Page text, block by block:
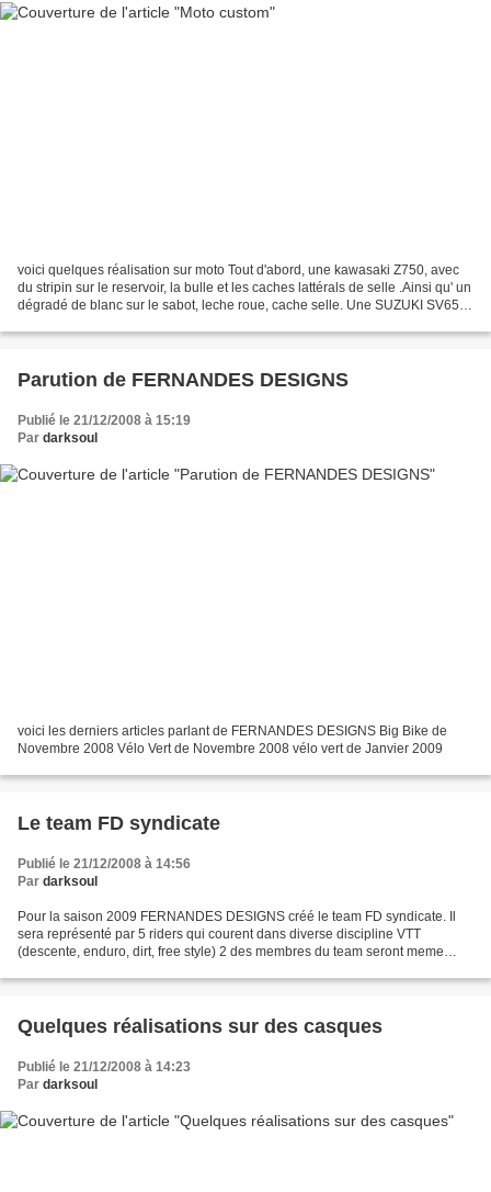
voici quelques réalisation sur moto Tout d'abord, une kawasaki Z750, avec
du stripin sur le reservoir, la bulle et les caches lattérals de selle .Ainsi qu' un
dégradé de blanc sur le sabot, leche roue, cache selle. Une SUZUKI SV650
Parution de FERNANDES DESIGNS
Publié le 21/12/2008 à 15:19
Par darksoul
voici les derniers articles parlant de FERNANDES DESIGNS Big Bike de
Novembre 2008 Vélo Vert de Novembre 2008 vélo vert de Janvier 2009
Le team FD syndicate
Publié le 21/12/2008 à 14:56
Par darksoul
Pour la saison 2009 FERNANDES DESIGNS créé le team FD syndicate. Il
sera représenté par 5 riders qui courent dans diverse discipline VTT
(descente, enduro, dirt, free style) 2 des membres du team seront meme
Quelques réalisations sur des casques
Publié le 21/12/2008 à 14:23
Par darksoul